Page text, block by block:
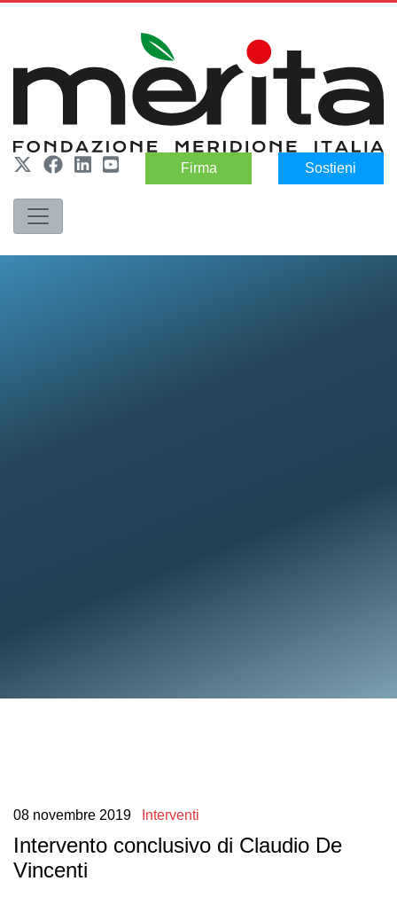
Firma Sostieni
08 novembre 2019 Interventi
Intervento conclusivo di Claudio De
Vincenti